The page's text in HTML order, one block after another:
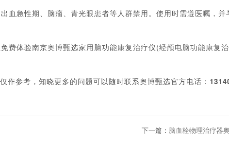
急性期、脑瘤、青光眼患者等人群禁用。使用时需遵医嘱，并
体验南京奥博甄选家用脑功能康复治疗仪(经颅电脑功能康复
作参考，知晓更多的问题可以随时联系奥博甄选官方电话：
下一篇： 脑血栓物理治疗器